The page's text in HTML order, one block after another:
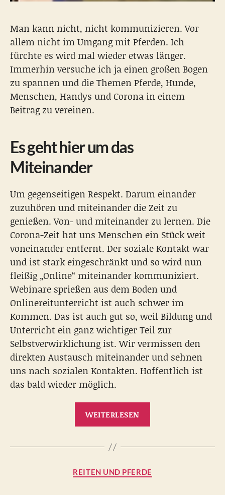
Man kann nicht, nicht kommunizieren. Vor
allem nicht im Umgang mit Pferden. Ich
fürchte es wird mal wieder etwas länger.
Immerhin versuche ich ja einen großen Bogen
zu spannen und die Themen Pferde, Hunde,
Menschen, Handys und Corona in einem
Beitrag zu vereinen.
Es geht hier um das
Miteinander
Um gegenseitigen Respekt. Darum einander
zuzuhören und miteinander die Zeit zu
genießen. Von- und miteinander zu lernen. Die
Corona-Zeit hat uns Menschen ein Stück weit
voneinander entfernt. Der soziale Kontakt war
und ist stark eingeschränkt und so wird nun
fleißig „Online“ miteinander kommuniziert.
Webinare sprießen aus dem Boden und
Onlinereitunterricht ist auch schwer im
Kommen. Das ist auch gut so, weil Bildung und
Unterricht ein ganz wichtiger Teil zur
Selbstverwirklichung ist. Wir vermissen den
direkten Austausch miteinander und sehnen
uns nach sozialen Kontakten. Hoffentlich ist
das bald wieder möglich.
WEITERLESEN
Menschen,
und
Kategorien
REITEN UND PFERDE